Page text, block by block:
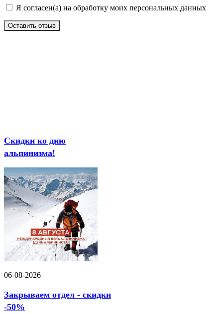
Я согласен(а) на обработку моих персональных данных
Оставить отзыв
Скидки ко дню
альпинизма!
06-08-2026
Закрываем отдел - скидки
-50%